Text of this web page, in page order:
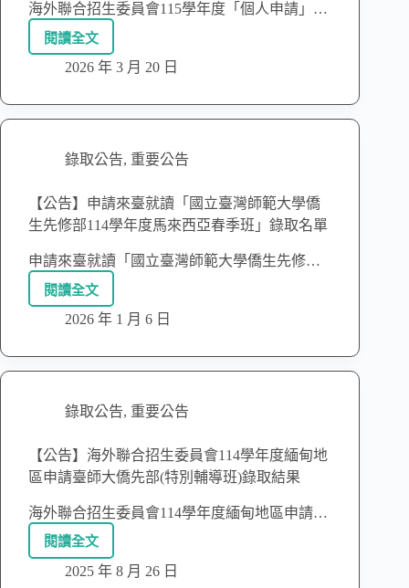
海外聯合招生委員會115學年度「個人申請」…
閱讀全文
2026 年 3 月 20 日
錄取公告, 重要公告
【公告】申請來臺就讀「國立臺灣師範大學僑
生先修部114學年度馬來西亞春季班」錄取名單
申請來臺就讀「國立臺灣師範大學僑生先修…
閱讀全文
2026 年 1 月 6 日
錄取公告, 重要公告
【公告】海外聯合招生委員會114學年度緬甸地
區申請臺師大僑先部(特別輔導班)錄取結果
海外聯合招生委員會114學年度緬甸地區申請…
閱讀全文
2025 年 8 月 26 日